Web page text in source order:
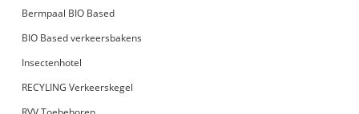
Bermpaal BIO Based
BIO Based verkeersbakens
Insectenhotel
RECYLING Verkeerskegel